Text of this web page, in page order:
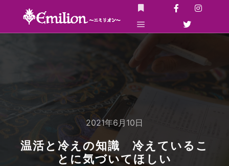
詳細
2021年6月10日
温活と冷えの知識 冷えているこ
とに気づいてほしい